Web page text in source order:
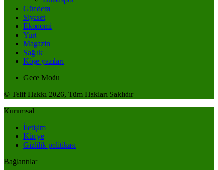
Gündem
Siyaset
Ekonomi
Yurt
Magazin
Sağlık
Köşe yazıları
Gece Modu
© Telif Hakkı 2026, Tüm Hakları Saklıdır
Kurumsal
İletişim
Künye
Gizlilik politikası
Bağlantılar